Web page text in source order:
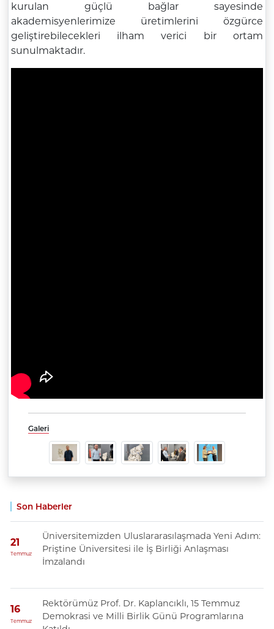
Son Haberler
21
Temmuz
Üniversitemizden Uluslararasılaşmada Yeni Adım:
Priştine Üniversitesi ile İş Birliği Anlaşması
İmzalandı
16
Temmuz
Rektörümüz Prof. Dr. Kaplancıklı, 15 Temmuz
Demokrasi ve Milli Birlik Günü Programlarına
kurulan güçlü bağlar sayesinde
akademisyenlerimize üretimlerini özgürce
geliştirebilecekleri ilham verici bir ortam
sunulmaktadır.
Galeri